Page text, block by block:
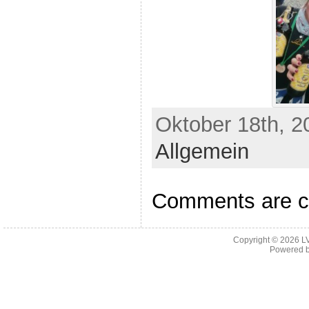
Oktober 18th,
Allgemein
Comments are
Copyright © 2026
Powered